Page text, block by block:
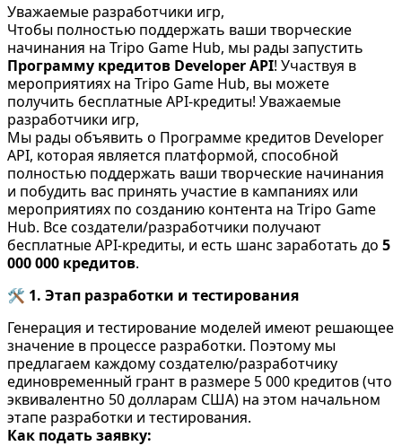
Уважаемые разработчики игр,
Чтобы полностью поддержать ваши творческие
начинания на Tripo Game Hub, мы рады запустить
Программу кредитов Developer API! Участвуя в
мероприятиях на Tripo Game Hub, вы можете
получить бесплатные API-кредиты! Уважаемые
разработчики игр,
Мы рады объявить о Программе кредитов Developer
API, которая является платформой, способной
полностью поддержать ваши творческие начинания
и побудить вас принять участие в кампаниях или
мероприятиях по созданию контента на Tripo Game
Hub. Все создатели/разработчики получают
бесплатные API-кредиты, и есть шанс заработать до 5
000 000 кредитов.
🛠️ 1. Этап разработки и тестирования
Генерация и тестирование моделей имеют решающее
значение в процессе разработки. Поэтому мы
предлагаем каждому создателю/разработчику
единовременный грант в размере 5 000 кредитов (что
эквивалентно 50 долларам США) на этом начальном
этапе разработки и тестирования.
Как подать заявку: